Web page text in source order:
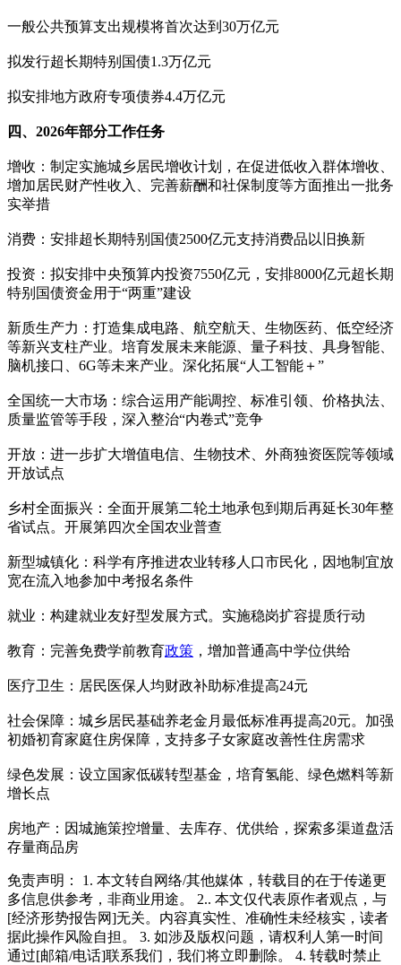
一般公共预算支出规模将首次达到30万亿元
拟发行超长期特别国债1.3万亿元
拟安排地方政府专项债券4.4万亿元
四、2026年部分工作任务
增收：制定实施城乡居民增收计划，在促进低收入群体增收、
增加居民财产性收入、完善薪酬和社保制度等方面推出一批务
实举措
消费：安排超长期特别国债2500亿元支持消费品以旧换新
投资：拟安排中央预算内投资7550亿元，安排8000亿元超长期
特别国债资金用于“两重”建设
新质生产力：打造集成电路、航空航天、生物医药、低空经济
等新兴支柱产业。培育发展未来能源、量子科技、具身智能、
脑机接口、6G等未来产业。深化拓展“人工智能＋”
全国统一大市场：综合运用产能调控、标准引领、价格执法、
质量监管等手段，深入整治“内卷式”竞争
开放：进一步扩大增值电信、生物技术、外商独资医院等领域
开放试点
乡村全面振兴：全面开展第二轮土地承包到期后再延长30年整
省试点。开展第四次全国农业普查
新型城镇化：科学有序推进农业转移人口市民化，因地制宜放
宽在流入地参加中考报名条件
就业：构建就业友好型发展方式。实施稳岗扩容提质行动
教育：完善免费学前教育政策 ，增加普通高中学位供给
医疗卫生：居民医保人均财政补助标准提高24元
社会保障：城乡居民基础养老金月最低标准再提高20元。加强
初婚初育家庭住房保障，支持多子女家庭改善性住房需求
绿色发展：设立国家低碳转型基金，培育氢能、绿色燃料等新
增长点
房地产：因城施策控增量、去库存、优供给，探索多渠道盘活
存量商品房
免责声明： 1. 本文转自网络/其他媒体，转载目的在于传递更
多信息供参考，非商业用途。 2.. 本文仅代表原作者观点，与
[经济形势报告网]无关。内容真实性、准确性未经核实，读者
据此操作风险自担。 3. 如涉及版权问题，请权利人第一时间
通过[邮箱/电话]联系我们，我们将立即删除。 4. 转载时禁止